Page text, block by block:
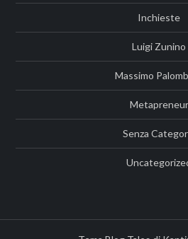
Inchieste
Luigi Zunino
Massimo
Metapreneur
Senza